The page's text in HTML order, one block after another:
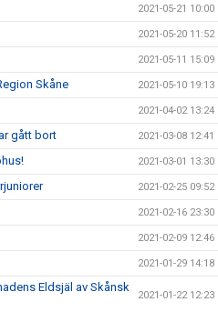
2021-05-21 10:00
2021-05-20 11:52
2021-05-11 15:09
Skåne 2021-05-10 19:13
2021-04-02 13:24
gått bort 2021-03-08 12:41
2021-03-01 13:30
2021-02-25 09:52
2021-02-16 23:30
2021-02-09 12:46
2021-01-29 14:18
Eldsjäl av Skånsk
2021-01-22 12:23